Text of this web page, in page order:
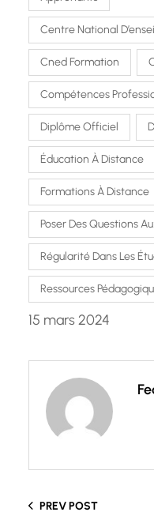
Centre National
Cned Formation
Compétences
Diplôme Officiel
Éducation À Distance
Formations À Distance
Poser Des Questions
Régularité Dans Les
Ressources
15 mars 2024
PREV POST